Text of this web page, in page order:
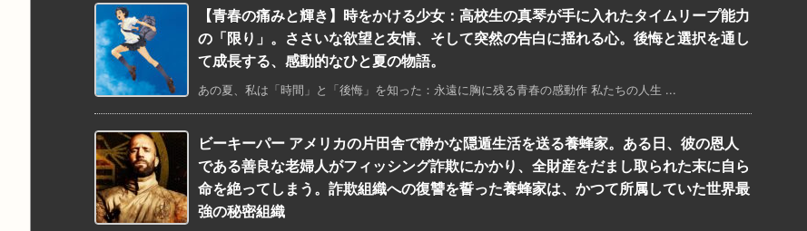
【青春の痛みと輝き】時をかける少女：高校生の真琴が手に入れたタイムリープ能力
の「限り」。ささいな欲望と友情、そして突然の告白に揺れる心。後悔と選択を通し
て成長する、感動的なひと夏の物語。
あの夏、私は「時間」と「後悔」を知った：永遠に胸に残る青春の感動作 私たちの人生 ...
ビーキーパー アメリカの片田舎で静かな隠遁生活を送る養蜂家。ある日、彼の恩人
である善良な老婦人がフィッシング詐欺にかかり、全財産をだまし取られた末に自ら
命を絶ってしまう。詐欺組織への復讐を誓った養蜂家は、かつて所属していた世界最
強の秘密組織